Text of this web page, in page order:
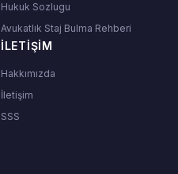
Hukuk Sozlugu
Avukatlık Staj Bulma Rehberi
İLETIŞIM
Hakkımızda
İletişim
SSS